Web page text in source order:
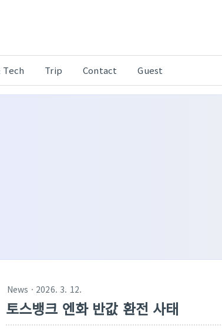
Tech Trip Contact Guest
News · 2026. 3. 12.
토스뱅크 엔화 반값 환전 사태